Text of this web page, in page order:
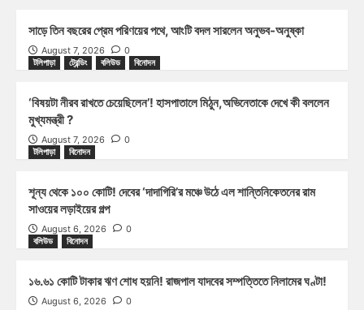
সাড়ে তিন বছরের প্রেম পরিণয়ের পথে, আংটি বদল সারলেন অনুভব-অনুষ্কা
August 7, 2026
0
টলিপাড়া
ট্রেন্ডিং বলিউড বিনোদন
‘বিষয়টা নীরব রাখতে চেয়েছিলেন’! হাসপাতালে মিঠুন,অভিনেতাকে দেখে কী বললেন
মুখ্যমন্ত্রী ?
August 7, 2026
0
টলিপাড়া
বিনোদন
শূন্য থেকে ১০০ কোটি! দেবের ‘দাদাগিরি’র মঞ্চে উঠে এল শান্তিনিকেতনের রাম
সাওয়ের লড়াইয়ের গল্প
August 6, 2026
0
বলিউড
বিনোদন
১৬.৬১ কোটি টাকার ঋণ শোধ হয়নি! রাজপাল যাদবের সম্পত্তিতে নিলামের ঘণ্টা!
August 6, 2026 0